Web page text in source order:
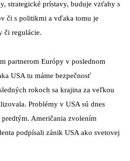
strategické prístavy, buduje vzťahy s
či s politikmi a vďaka tomu je
či regulácie.
partnerom Európy v poslednom
USA tu máme bezpečnosť
rokoch sa krajina za veľkou
Problémy v USA sú dnes
Američania zvolením
podpísali zánik USA ako svetovej